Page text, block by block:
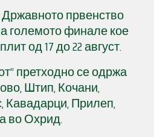
првенство
големото финале кое
од 17 до 22 август.
претходно се одржа
Штип, Кочани,
Кавадарци, Прилеп,
во Охрид.